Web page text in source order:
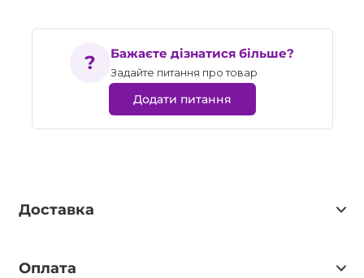
Бажаєте дізнатися більше?
Задайте питання про товар
Додати питання
Доставка
Оплата